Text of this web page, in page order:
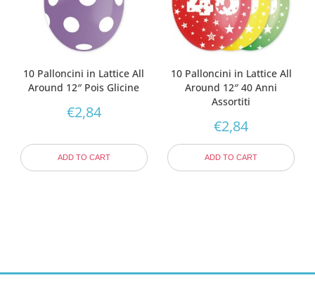
10 Palloncini in Lattice All
Around 12″ Pois Glicine
€2,84
ADD TO CART
10 Palloncini in Lattice All
Around 12″ 40 Anni
Assortiti
€2,84
ADD TO CART